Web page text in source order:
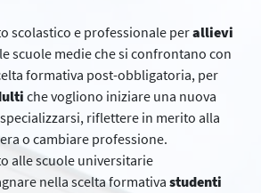
scolastico e professionale perallievi
scuole medie che si confrontano con
formativa post-obbligatoria, per
che vogliono iniziare una nuova
riflettere in merito alla
o cambiare professione.
alle scuole universitarie
nella scelta formativa studenti